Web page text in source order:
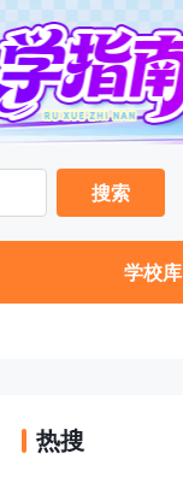
搜索
学校库
热搜